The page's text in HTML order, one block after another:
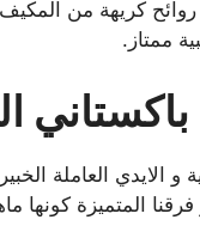
كريهة من المكيف
ممتاز.
العاملة
المتميزة